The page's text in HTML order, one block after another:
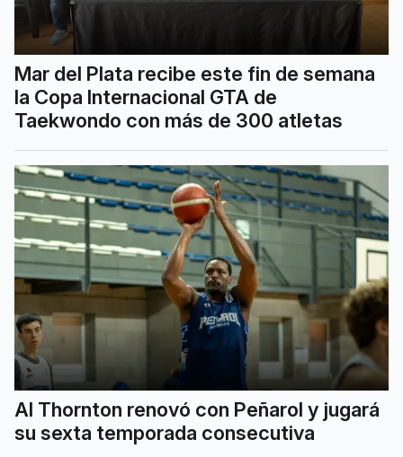
Mar del Plata recibe este fin de semana
la Copa Internacional GTA de
Taekwondo con más de 300 atletas
Al Thornton renovó con Peñarol y jugará
su sexta temporada consecutiva